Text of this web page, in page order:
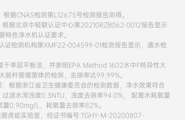
据CNAS检测第L12675号检测报告测得。
据北京中轻联认证中心第20210RZB062-0012报告显示
特色净水机认证要求。
证检测机构第XMF22-004599-01检测报告显示，通水检
单层平板法，并参照EPA Method 1602水中F特异性大
肠杆菌噬菌体的检测，去除率达99.99%。
根据浙江省卫生健康委员会的检测数据，净水效果符合
滤水浑浊度0.3NTU，浊度去除率94.0%， 配置水耗氧量
0.90mg/L，耗氧量去除率82%。
虎屹实验室，经证书编号:TGHY-M-20200807-